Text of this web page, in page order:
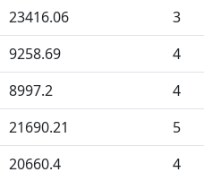
23416.06 3
9258.69 4
8997.2 4
21690.21 5
20660.4 4